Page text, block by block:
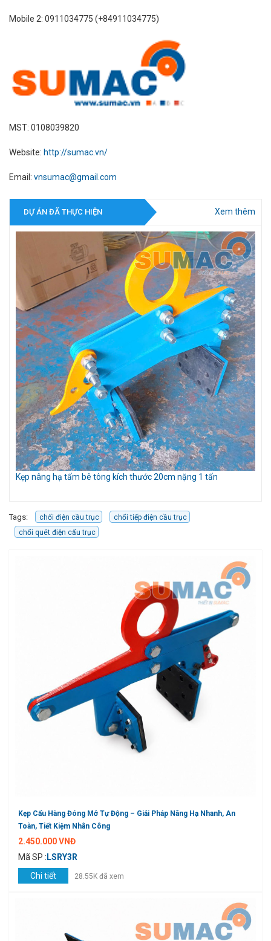
Mobile 2: 0911034775 (+84911034775)
MST: 0108039820
Website: http://sumac.vn/
Email: vnsumac@gmail.com
DỰ ÁN ĐÃ THỰC HIỆN Xem thêm
Kẹp nâng hạ tấm bê tông kích thước 20cm nặng 1 tấn
Tags: chổi điện cầu trục
chổi tiếp điện cầu trục
chổi quét điện cẩu trục
Kẹp Cẩu Hàng Đóng Mở Tự Động – Giải Pháp Nâng Hạ Nhanh, An
Toàn, Tiết Kiệm Nhân Công
2.450.000 VNĐ
Mã SP : LSRY3R
Chi tiết
28.55K đã xem